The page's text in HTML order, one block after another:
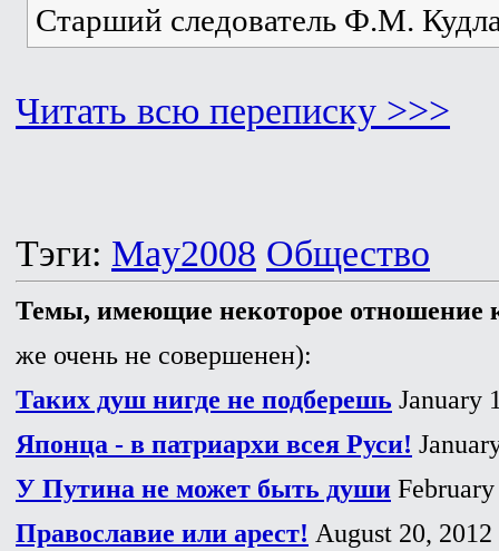
Старший следователь Ф.М.
Читать всю переписку >>>
Тэги: May2008 Общество
Темы, имеющие некоторое отношение
же очень не совершенен):
Таких душ нигде не подберешь January
Японца - в патриархи всея Руси!
У Путина не может быть души
Православие или арест! August 20, 2012